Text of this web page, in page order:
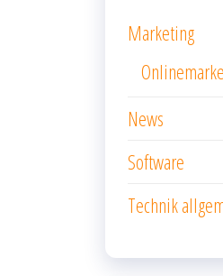
Marketing
News
Software
Technik